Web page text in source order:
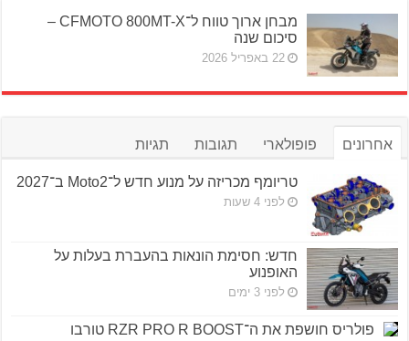
מבחן ארוך טווח ל־CFMOTO 800MT-X –
סיכום שנה
22 באפריל 2026
אחרונים פופולארי תגובות תגיות
טריומף מכריזה על מנוע חדש ל־Moto2 ב־2027
לפני 4 שעות
חדש: חסימת הונאות בהעברת בעלות על
האופנוע
לפני 3 ימים
פולריס חושפת את ה־RZR PRO R BOOST טורבו